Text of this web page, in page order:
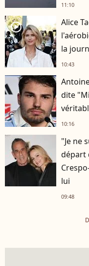
11:10
player2
Alice
la
10:43
dite
10:16
"Je ne
départ
lui
09:48